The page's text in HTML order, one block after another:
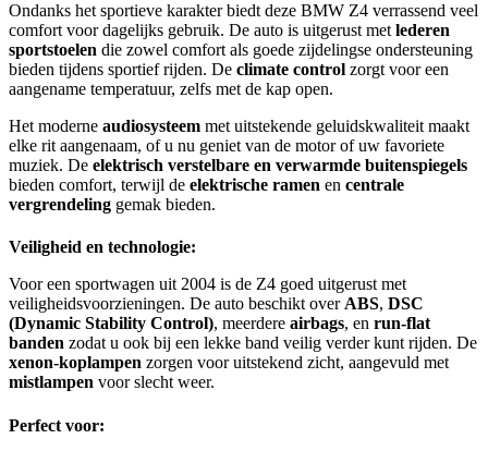
Ondanks het sportieve karakter biedt deze BMW Z4 verrassend veel
comfort voor dagelijks gebruik. De auto is uitgerust met lederen
sportstoelen die zowel comfort als goede zijdelingse ondersteuning
bieden tijdens sportief rijden. De climate control zorgt voor een
aangename temperatuur, zelfs met de kap open.
Het moderne audiosysteem met uitstekende geluidskwaliteit maakt
elke rit aangenaam, of u nu geniet van de motor of uw favoriete
muziek. De elektrisch verstelbare en verwarmde buitenspiegels
bieden comfort, terwijl de elektrische ramen en centrale
vergrendeling gemak bieden.
Veiligheid en technologie:
Voor een sportwagen uit 2004 is de Z4 goed uitgerust met
veiligheidsvoorzieningen. De auto beschikt overABS, DSC
(Dynamic Stability Control), meerdere airbags, en run-flat
banden zodat u ook bij een lekke band veilig verder kunt rijden. De
xenon-koplampen zorgen voor uitstekend zicht, aangevuld met
mistlampen voor slecht weer.
Perfect voor: